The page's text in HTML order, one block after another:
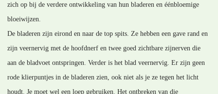
zich op bij de verdere ontwikkeling van hun bladeren en éénbloemige
bloeiwijzen.
De bladeren zijn eirond en naar de top spits. Ze hebben een gave rand en
zijn veernervig met de hoofdnerf en twee goed zichtbare zijnerven die
aan de bladvoet ontspringen. Verder is het blad veernervig. Er zijn geen
rode klierpuntjes in de bladeren zien, ook niet als je ze tegen het licht
houdt. Je moet wel een loep gebruiken. Het ontbreken van die